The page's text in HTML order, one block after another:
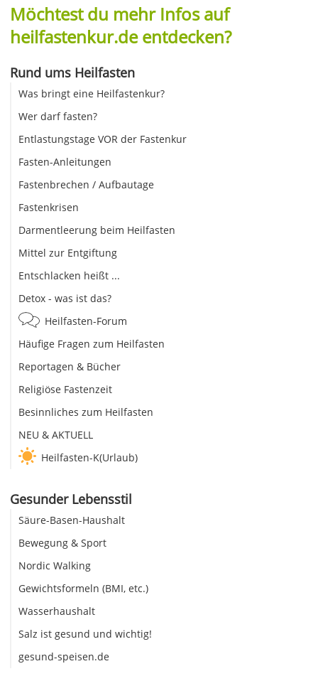
Möchtest du mehr Infos auf
heilfastenkur.de entdecken?
Rund ums Heilfasten
Was bringt eine Heilfastenkur?
Wer darf fasten?
Entlastungstage VOR der Fastenkur
Fasten-Anleitungen
Fastenbrechen / Aufbautage
Fastenkrisen
Darmentleerung beim Heilfasten
Mittel zur Entgiftung
Entschlacken heißt ...
Detox - was ist das?
Heilfasten-Forum
Häufige Fragen zum Heilfasten
Reportagen & Bücher
Religiöse Fastenzeit
Besinnliches zum Heilfasten
NEU & AKTUELL
Heilfasten-K(Urlaub)
Gesunder Lebensstil
Säure-Basen-Haushalt
Bewegung & Sport
Nordic Walking
Gewichtsformeln (BMI, etc.)
Wasserhaushalt
Salz ist gesund und wichtig!
gesund-speisen.de